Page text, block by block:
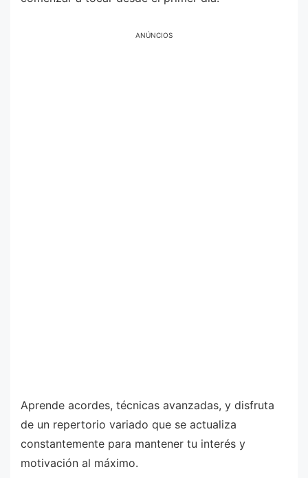
ANÚNCIOS
Aprende acordes, técnicas avanzadas, y disfruta
de un repertorio variado que se actualiza
constantemente para mantener tu interés y
motivación al máximo.